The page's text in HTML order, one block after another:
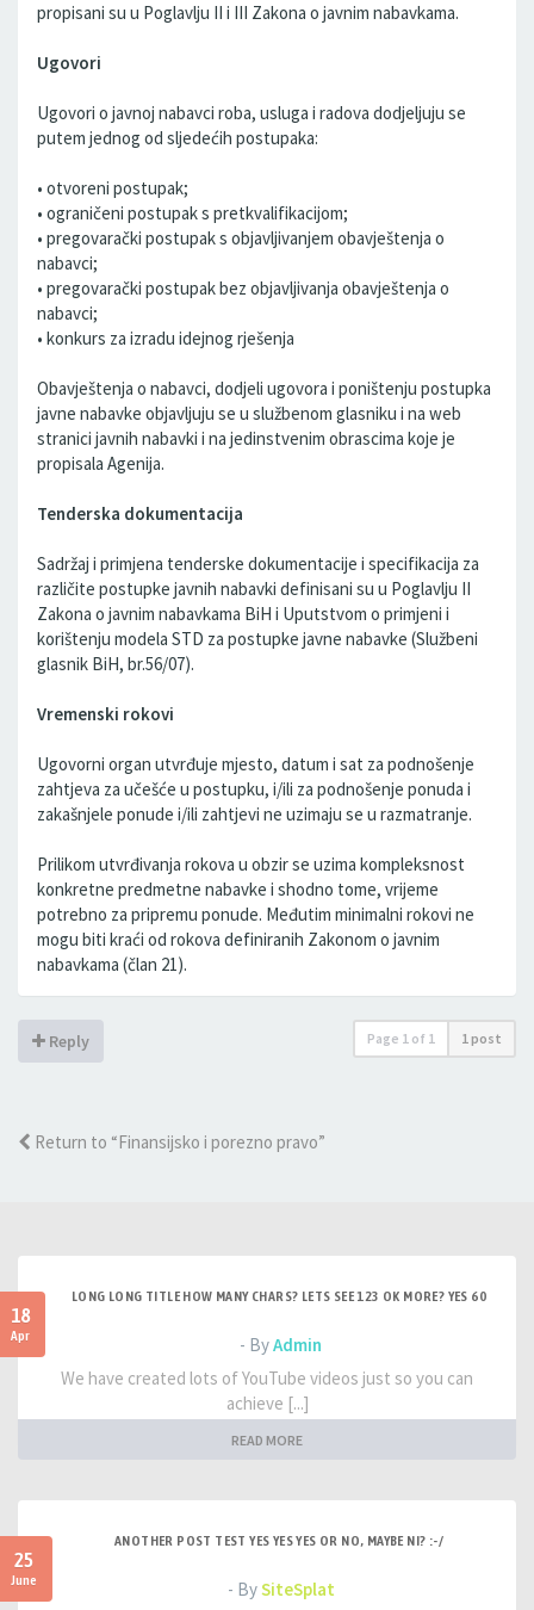
propisani su u Poglavlju II i III Zakona o javnim nabavkama.
Ugovori
Ugovori o javnoj nabavci roba, usluga i radova dodjeljuju se
putem jednog od sljedećih postupaka:
• otvoreni postupak;
• ograničeni postupak s pretkvalifikacijom;
• pregovarački postupak s objavljivanjem obavještenja o
nabavci;
• pregovarački postupak bez objavljivanja obavještenja o
nabavci;
• konkurs za izradu idejnog rješenja
Obavještenja o nabavci, dodjeli ugovora i poništenju postupka
javne nabavke objavljuju se u službenom glasniku i na web
stranici javnih nabavki i na jedinstvenim obrascima koje je
propisala Agenija.
Tenderska dokumentacija
Sadržaj i primjena tenderske dokumentacije i specifikacija za
različite postupke javnih nabavki definisani su u Poglavlju II
Zakona o javnim nabavkama BiH i Uputstvom o primjeni i
korištenju modela STD za postupke javne nabavke (Službeni
glasnik BiH, br.56/07).
Vremenski rokovi
Ugovorni organ utvrđuje mjesto, datum i sat za podnošenje
zahtjeva za učešće u postupku, i/ili za podnošenje ponuda i
zakašnjele ponude i/ili zahtjevi ne uzimaju se u razmatranje.
Prilikom utvrđivanja rokova u obzir se uzima kompleksnost
konkretne predmetne nabavke i shodno tome, vrijeme
potrebno za pripremu ponude. Međutim minimalni rokovi ne
mogu biti kraći od rokova definiranih Zakonom o javnim
nabavkama (član 21).
Reply Page 1 of 1 1 post
Return to “Finansijsko i porezno pravo”
18
Apr
LONG LONG TITLE HOW MANY CHARS? LETS SEE 123 OK MORE? YES 60
- ByAdmin
We have created lots of YouTube videos just so you can
achieve [...]
READ MORE
25
June
ANOTHER POST TEST YES YES YES OR NO, MAYBE NI? :-/
- BySiteSplat